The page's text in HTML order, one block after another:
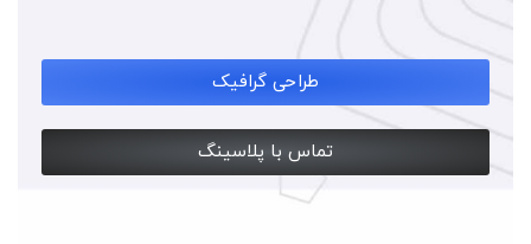
طراحی گرافیک
تماس با پلاسینگ